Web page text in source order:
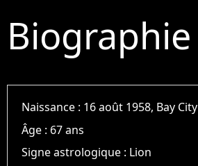
Biographie
Naissance : 16 août 1958, Bay City
Âge : 67 ans
Signe astrologique : Lion